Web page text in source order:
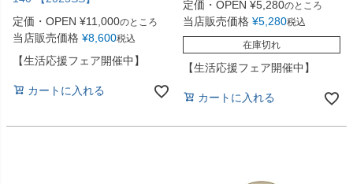
定価・OPEN ¥11,000のところ
当店販売価格 ¥8,600税込
【生活応援フェア開催中】
カートに入れる
定価・OPEN ¥5,280のところ
当店販売価格 ¥5,280税込
在庫切れ
【生活応援フェア開催中】
カートに入れる